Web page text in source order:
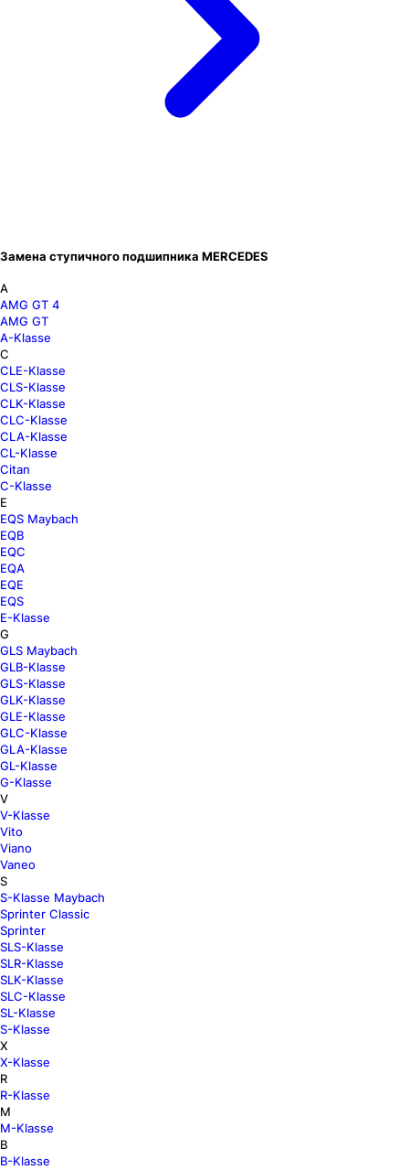
Замена ступичного подшипника MERCEDES
A
AMG GT 4
AMG GT
A-Klasse
C
CLE-Klasse
CLS-Klasse
CLK-Klasse
CLC-Klasse
CLA-Klasse
CL-Klasse
Citan
C-Klasse
E
EQS Maybach
EQB
EQC
EQA
EQE
EQS
E-Klasse
G
GLS Maybach
GLB-Klasse
GLS-Klasse
GLK-Klasse
GLE-Klasse
GLC-Klasse
GLA-Klasse
GL-Klasse
G-Klasse
V
V-Klasse
Vito
Viano
Vaneo
S
S-Klasse Maybach
Sprinter Classic
Sprinter
SLS-Klasse
SLR-Klasse
SLK-Klasse
SLC-Klasse
SL-Klasse
S-Klasse
X
X-Klasse
R
R-Klasse
M
M-Klasse
B
B-Klasse